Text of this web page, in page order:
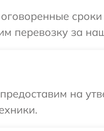
перевозку за
на